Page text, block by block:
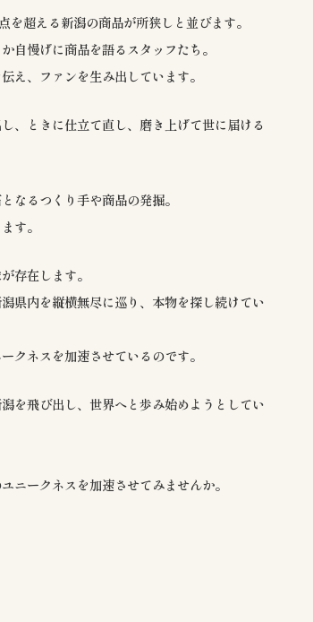
超える新潟の商品が所狭しと並びます。
自慢げに商品を語るスタッフたち。
え、ファンを生み出しています。
、ときに仕立て直し、磨き上げて世に届ける
なるつくり手や商品の発掘。
す。
存在します。
県内を縦横無尽に巡り、本物を探し続けてい
クネスを加速させているのです。
を飛び出し、世界へと歩み始めようとしてい
ニークネスを加速させてみませんか。